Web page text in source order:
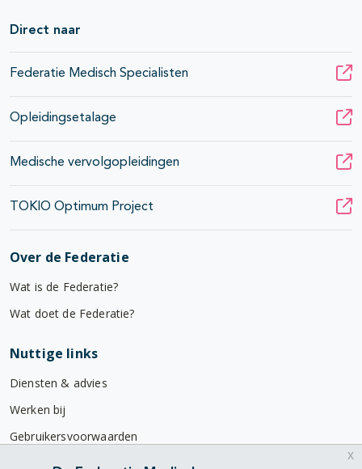
Direct naar
Federatie Medisch Specialisten
Opleidingsetalage
Medische vervolgopleidingen
TOKIO Optimum Project
Over de Federatie
Wat is de Federatie?
Wat doet de Federatie?
Nuttige links
Diensten & advies
Werken bij
Gebruikersvoorwaarden
Privacyverklaring
x